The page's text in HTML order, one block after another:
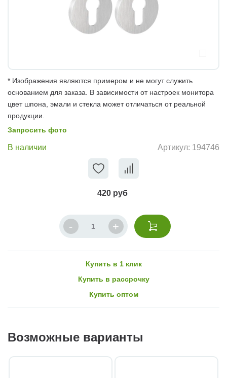
* Изображения являются примером и не могут служить
основанием для заказа. В зависимости от настроек монитора
цвет шпона, эмали и стекла может отличаться от реальной
продукции.
Запросить фото
В наличии Артикул: 194746
420 руб
Купить в 1 клик
Купить в рассрочку
Купить оптом
Возможные варианты